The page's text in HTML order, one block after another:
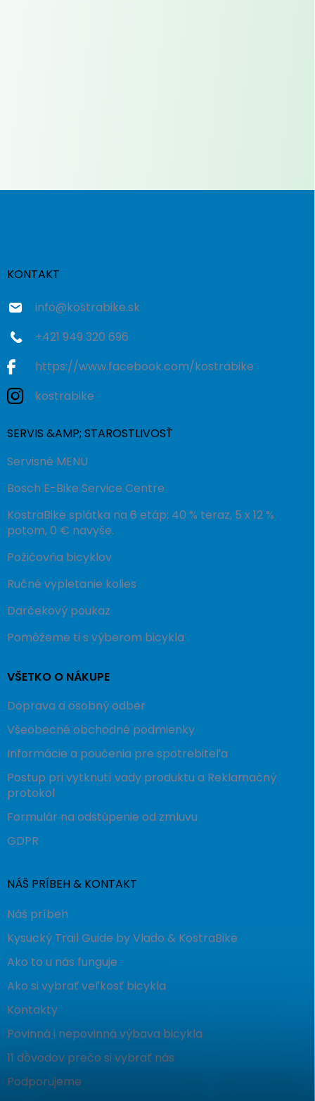
KONTAKT
info@kostrabike.sk
+421 949 320 696
https://www.facebook.com/kostrabike
kostrabike
SERVIS &AMP; STAROSTLIVOSŤ
Servisné MENU
Bosch E-Bike Service Centre
KostraBike splátka na 6 etáp: 40 % teraz, 5 x 12 %
potom, 0 € navyše.
Požičovňa bicyklov
Ručné vypletanie kolies
Darčekový poukaz
Pomôžeme ti s výberom bicykla
VŠETKO O NÁKUPE
Doprava a osobný odber
Všeobecné obchodné podmienky
Informácie a poučenia pre spotrebiteľa
Postup pri vytknutí vady produktu a Reklamačný
protokol
Formulár na odstúpenie od zmluvu
GDPR
NÁŠ PRÍBEH & KONTAKT
Náš príbeh
Kysucký Trail Guide by Vlado & KostraBike
Ako to u nás funguje
Ako si vybrať veľkosť bicykla
Kontakty
Povinná i nepovinná výbava bicykla
11 dôvodov prečo si vybrať nás
Podporujeme